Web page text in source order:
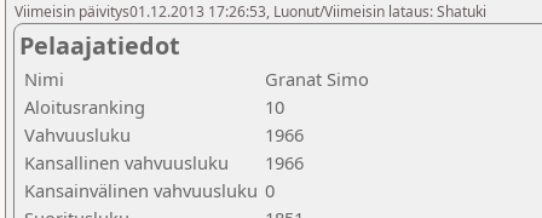
Viimeisin päivitys01.12.2013 17:26:53, Luonut/Viimeisin lataus: Shatuki
Pelaajatiedot
Nimi
Granat Simo
Aloitusranking
10
Vahvuusluku
1966
Kansallinen vahvuusluku
1966
Kansainvälinen vahvuusluku 0